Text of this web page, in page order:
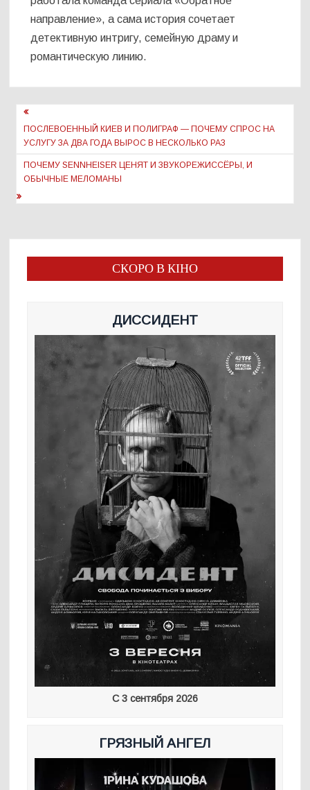
направление», а сама история сочетает
детективную интригу, семейную драму и
романтическую линию.
Навигация
по
записям
ПОСЛЕВОЕННЫЙ КИЕВ И ПОЛИГРАФ — ПОЧЕМУ СПРОС НА
УСЛУГУ ЗА ДВА ГОДА ВЫРОС В НЕСКОЛЬКО РАЗ
ПОЧЕМУ SENNHEISER ЦЕНЯТ И ЗВУКОРЕЖИССЁРЫ, И
ОБЫЧНЫЕ МЕЛОМАНЫ
СКОРО В КІНО
ДИССИДЕНТ
С 3 сентября 2026
ГРЯЗНЫЙ АНГЕЛ